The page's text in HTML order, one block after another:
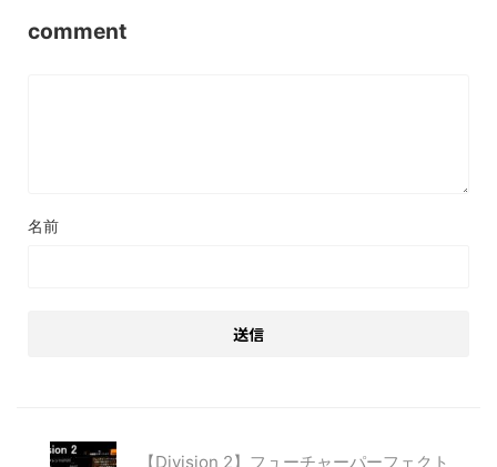
comment
名前
【Division 2】フューチャーパーフェクト